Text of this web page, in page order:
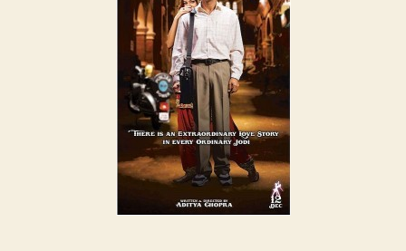
Ne
Bana
Di
Jodi